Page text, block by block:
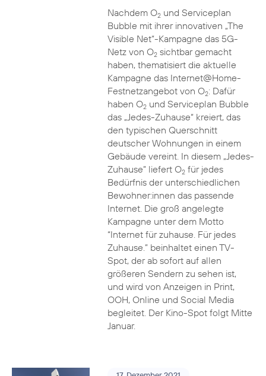
Nachdem O2und Serviceplan
Bubble mit ihrer innovativen „The
Visible Net“-Kampagne das 5G-
Netz von O2sichtbar gemacht
haben, thematisiert die aktuelle
Kampagne das Internet@Home-
Festnetzangebot von O2: Dafür
haben O2und Serviceplan Bubble
das „Jedes-Zuhause“ kreiert, das
den typischen Querschnitt
deutscher Wohnungen in einem
Gebäude vereint. In diesem „Jedes-
Zuhause” liefert O2für jedes
Bedürfnis der unterschiedlichen
Bewohner:innen das passende
Internet. Die groß angelegte
Kampagne unter dem Motto
“Internet für zuhause. Für jedes
Zuhause.” beinhaltet einen TV-
Spot, der ab sofort auf allen
größeren Sendern zu sehen ist,
und wird von Anzeigen in Print,
OOH, Online und Social Media
begleitet. Der Kino-Spot folgt Mitte
Januar.